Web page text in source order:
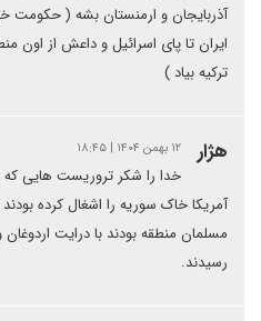
آذربایجان و ارمنستان بشه ( حکومت
ایران تا پای اسرائیل و داعش از
ترکیه بیاد )
هژار ۱۲ بهمن ۱۴۰۴ | ۱۸:۴۵
خدا را شکر تروریست هایی که
آمریکا خاک سوریه را اشغال کرده
مسلمان منطقه بودند با درایت
رسیدند.